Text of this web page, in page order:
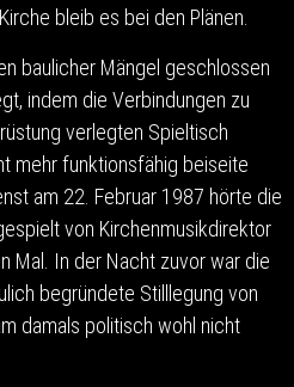
bleib es bei den Plänen.
baulicher Mängel geschlossen
indem die Verbindungen zu
verlegten Spieltisch
mehr funktionsfähig beiseite
am 22. Februar 1987 hörte die
von Kirchenmusikdirektor
Mal. In der Nacht zuvor war die
begründete Stilllegung von
damals politisch wohl nicht